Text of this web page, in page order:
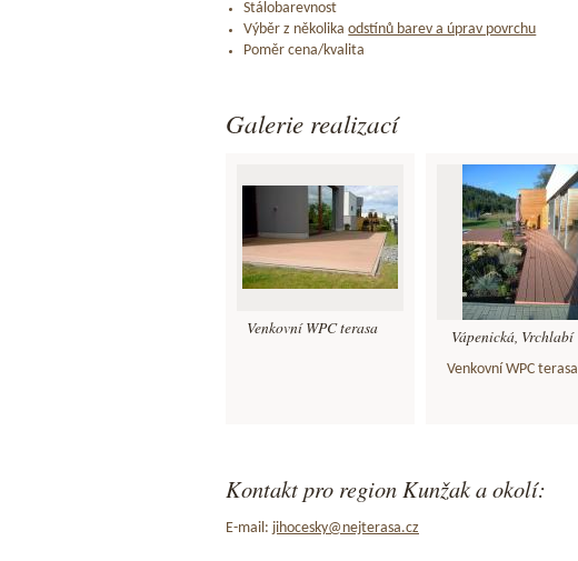
Stálobarevnost
Výběr z několikaodstínů barev a úprav povrchu
Poměr cena/kvalita
Galerie realizací
Venkovní WPC terasa Vápenická, Vrchlabí
Venkovní WPC terasa
Kontakt pro region Kunžak a okolí:
E-mail: jihocesky@nejterasa.cz